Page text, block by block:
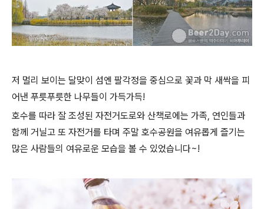
저 멀리 보이는 달맞이 섬엔 팔각정을 중심으로 꽃과 막 새싹을 피
어낸 푸릇푸릇한 나무들이 가득가득!
호수를 따라 잘 조성된 자전거도로와 산책로에는 가족, 연인들과
함께 거닐고 또 자전거를 타며 주말 호수공원을 여유롭게 즐기는
많은 사람들의 여유로운 모습을 볼 수 있었습니다~!